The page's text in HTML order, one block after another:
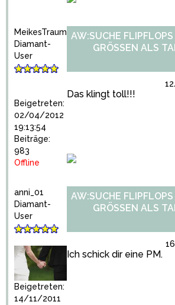
MeikesTraum
Diamant-
User
Beigetreten:
02/04/2012
19:13:54
Beiträge:
983
Offline
AW:SUCHE
GRÖSSEN ALS
Das klingt toll!!!
anni_01
Diamant-
User
Beigetreten:
14/11/2011
AW:SUCHE
GRÖSSEN ALS
Ich schick dir eine PM.